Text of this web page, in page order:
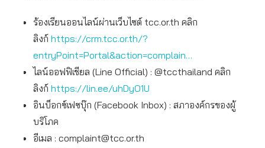
ร้องเรียนออนไลน์ผ่านเว็บไซต์ tcc.or.th คลิก
ลิงก์ https://crm.tcc.or.th/?
entryPoint=Portal&action=complain…
ไลน์ออฟฟิเชียล (Line Official) : @tccthailand คลิก
ลิงก์ https://lin.ee/uhDyO1U
อินบ็อกซ์เฟซบุ๊ก (Facebook Inbox) : สภาองค์กรของผู้
บริโภค
อีเมล : complaint@tcc.or.th